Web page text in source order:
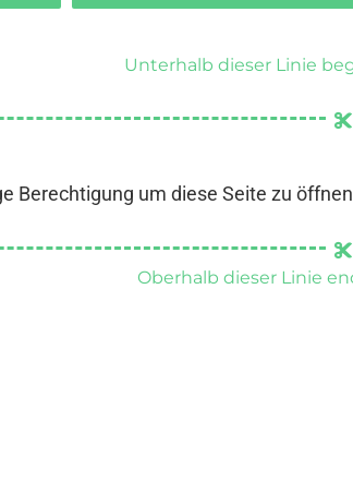
Unterhalb dieser Linie
Berechtigung um diese Seite zu
Oberhalb dieser Linie